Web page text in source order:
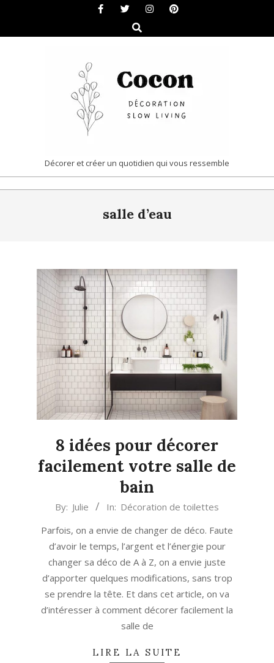
content
Search
COCON
|
DÉCORATION
LIVING
Décorer et créer un quotidien qui vous ressemble
salle d’eau
8 idées pour décorer
facilement votre salle de
bain
2018-
26
By: Julie In: Décoration de toilettes
Parfois, on a envie de changer de déco. Faute
d’avoir le temps, l’argent et l’énergie pour
changer sa déco de A à Z, on a envie juste
d’apporter quelques modifications, sans trop
se prendre la tête. Et dans cet article, on va
d’intéresser à comment décorer facilement la
salle de
LIRE LA SUITE